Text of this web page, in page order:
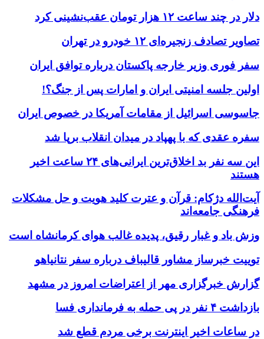
دلار در چند ساعت ۱۲ هزار تومان عقب‌نشینی کرد
تصاویر تصادف زنجیره‌ای ۱۲ خودرو در تهران
سفر فوری وزیر خارجه پاکستان درباره توافق ایران
اولین جلسه امنیتی ایران و امارات پس از جنگ؟!
جاسوسی اسرائیل از مقامات آمریکا در خصوص ایران
سفره عقدی که با پهپاد در میدان انقلاب برپا شد
این سه نفر بد اخلاق‌ترین ایرانی‌های ۲۴ ساعت اخیر
هستند
آیت‌الله دژکام: قرآن و عترت کلید هویت و حل مشکلات
فرهنگی جامعه‌اند
وزش باد و غبار رقیق، پدیده غالب هوای کرمانشاه است
توییت خبرساز مشاور قالیباف درباره سفر نتانیاهو
گزارش خبرگزاری مهر از اعتراضات امروز در مشهد
بازداشت ۴ نفر در پی حمله به فرمانداری فسا
در ساعات اخیر اینترنت برخی مردم قطع شد